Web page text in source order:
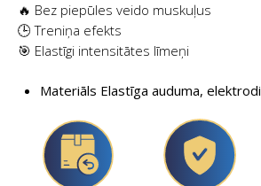
🔥 Bez piepūles veido muskuļus
🕒 Treniņa efekts
🎯 Elastīgi intensitātes līmeņi
Materiāls Elastīga auduma, elektrodi